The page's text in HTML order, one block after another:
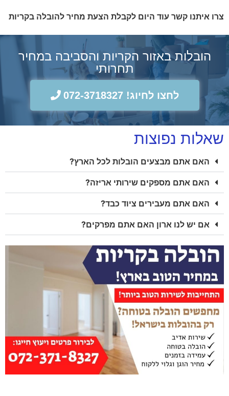
צרו איתנו קשר עוד היום לקבלת הצעת מחיר להובלה בקריות
הובלות באזור הקריות והסביבה במחיר
תחרותי
לחצו לחיוג! 072-3718327
שאלות נפוצות
האם אתם מבצעים הובלות לכל הארץ?
האם אתם מספקים שירותי אריזה?
האם אתם מעבירים ציוד כבד?
אם יש לנו ארון האם אתם מפרקים?